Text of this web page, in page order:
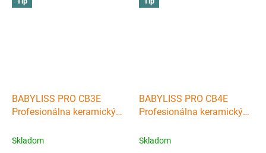
BABYLISS PRO CB3E
Profesionálna keramický
priemer 42mm
Skladom
BABYLISS PRO CB4E
Profesionálna keramický
priemer 52mm
Skladom